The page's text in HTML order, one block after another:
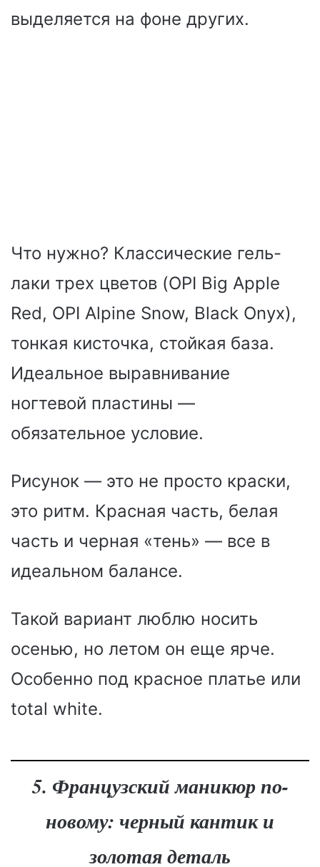
выделяется на фоне других.
Что нужно? Классические гель-
лаки трех цветов (OPI Big Apple
Red, OPI Alpine Snow, Black Onyx),
тонкая кисточка, стойкая база.
Идеальное выравнивание
ногтевой пластины —
обязательное условие.
Рисунок — это не просто краски,
это ритм. Красная часть, белая
часть и черная «тень» — все в
идеальном балансе.
Такой вариант люблю носить
осенью, но летом он еще ярче.
Особенно под красное платье или
total white.
5. Французский маникюр по-
новому: черный кантик и
золотая деталь